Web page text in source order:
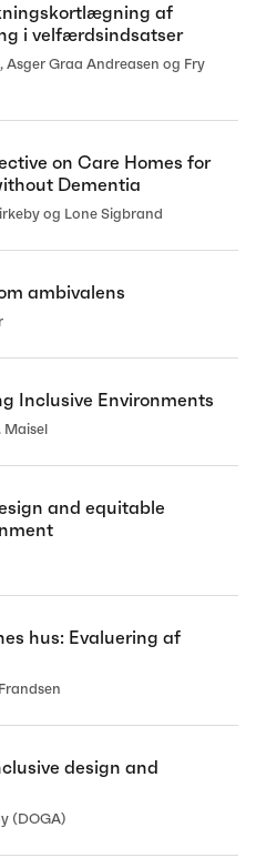
af
i velfærdsindsatser
Graa Andreasen og Fry
on Care Homes for
Dementia
og Lone Sigbrand
ambivalens
Inclusive Environments
Maisel
and equitable
hus: Evaluering af
design and
(DOGA)